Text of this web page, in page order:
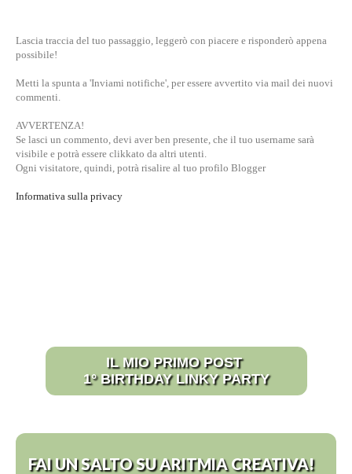
Lascia traccia del tuo passaggio, leggerò con piacere e risponderò appena
possibile!
Metti la spunta a 'Inviami notifiche', per essere avvertito via mail dei nuovi
commenti.
AVVERTENZA!
Se lasci un commento, devi aver ben presente, che il tuo username sarà
visibile e potrà essere clikkato da altri utenti.
Ogni visitatore, quindi, potrà risalire al tuo profilo Blogger
Informativa sulla privacy
IL MIO PRIMO POST
1° BIRTHDAY LINKY PARTY
FAI UN SALTO SU ARITMIA CREATIVA!